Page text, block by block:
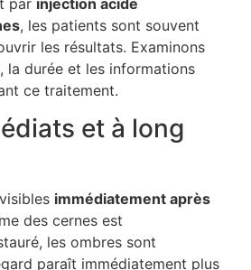
, les patients sont souvent
les résultats. Examinons
la durée et les informations
ce traitement.
et à long
immédiatement après
des cernes est
les ombres sont
paraît immédiatement plus